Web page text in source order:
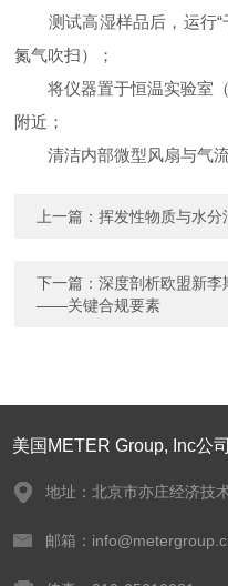
测试高湿样品后，运行“
氮气吹扫）；
将仪器置于恒温实验室（
附近；
清洁内部微型风扇与气流
上一篇：挥发性物质与水分
下一篇：深度剖析欧盟新
——关键合规要素
美国METER Group, Inc公
地址：北京市亦庄经济技
邮箱：